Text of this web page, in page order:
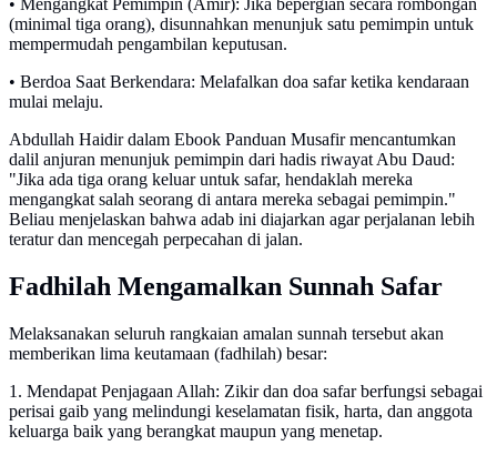
(minimal tiga orang), disunnahkan menunjuk satu pemimpin untuk
mempermudah pengambilan keputusan.
• Berdoa Saat Berkendara: Melafalkan doa safar ketika kendaraan
mulai melaju.
Abdullah Haidir dalam Ebook Panduan Musafir mencantumkan
dalil anjuran menunjuk pemimpin dari hadis riwayat Abu Daud:
"Jika ada tiga orang keluar untuk safar, hendaklah mereka
mengangkat salah seorang di antara mereka sebagai pemimpin."
Beliau menjelaskan bahwa adab ini diajarkan agar perjalanan lebih
teratur dan mencegah perpecahan di jalan.
Fadhilah Mengamalkan Sunnah Safar
Melaksanakan seluruh rangkaian amalan sunnah tersebut akan
memberikan lima keutamaan (fadhilah) besar:
1. Mendapat Penjagaan Allah: Zikir dan doa safar berfungsi sebagai
perisai gaib yang melindungi keselamatan fisik, harta, dan anggota
keluarga baik yang berangkat maupun yang menetap.